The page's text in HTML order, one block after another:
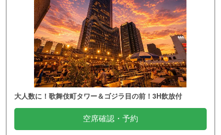
大人数に！歌舞伎町タワー＆ゴジラ目の前！3H飲放付
空席確認・予約